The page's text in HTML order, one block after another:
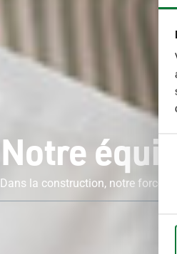
Notre équipe
Dans la construction, notre force